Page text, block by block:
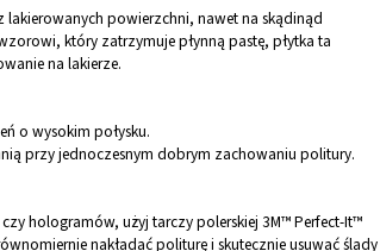
lakierowanych powierzchni, nawet na skądinąd
który zatrzymuje płynną pastę, płytka ta
na lakierze.
o wysokim połysku.
przy jednoczesnym dobrym zachowaniu politury.
hologramów, użyj tarczy polerskiej 3M™ Perfect-It™
nakładać politurę i skutecznie usuwać ślady